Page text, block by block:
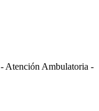
Atención Ambulatoria -